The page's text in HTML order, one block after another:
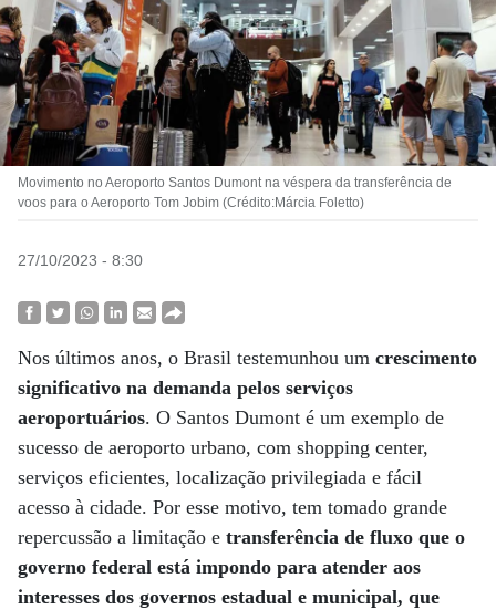
Movimento no Aeroporto Santos Dumont na véspera da transferência de
voos para o Aeroporto Tom Jobim (Crédito:Márcia Foletto)
27/10/2023 - 8:30
Nos últimos anos, o Brasil testemunhou um crescimento
significativo na demanda pelos serviços
aeroportuários. O Santos Dumont é um exemplo de
sucesso de aeroporto urbano, com shopping center,
serviços eficientes, localização privilegiada e fácil
acesso à cidade. Por esse motivo, tem tomado grande
repercussão a limitação e transferência de fluxo que o
governo federal está impondo para atender aos
interesses dos governos estadual e municipal, que